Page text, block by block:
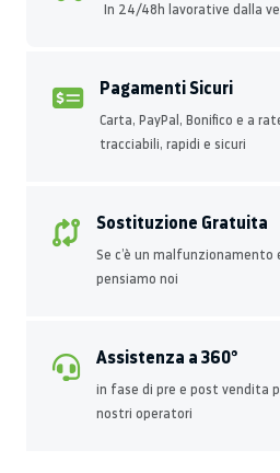
In 24/48h lavorative dalla
Pagamenti Sicuri
Carta, PayPal, Bonifico e a
tracciabili, rapidi e sicuri
Sostituzione Gratuita
Se c’è un malfunzionamento
pensiamo noi
Assistenza a 360°
in fase di pre e post vendita
nostri operatori